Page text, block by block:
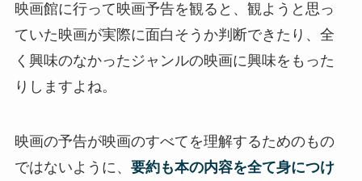
映画館に行って映画予告を観ると、観ようと思っ
ていた映画が実際に面白そうか判断できたり、全
く興味のなかったジャンルの映画に興味をもった
りしますよね。
映画の予告が映画のすべてを理解するためのもの
ではないように、 要約も本の内容を全て身につけ